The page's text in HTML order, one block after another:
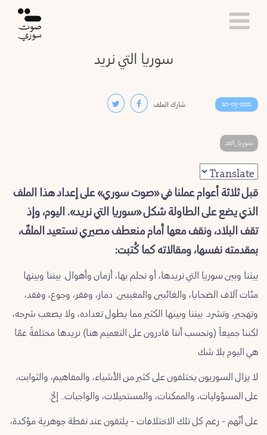
عقل
بارد
محررة
القراء
فرص
وموارد
ميديا
المستشارة
النشرة
البريدية
الرقة
الحسكة
دير
الزور
اللاذقية
طرطوس
إدلب
حماة
حمص
سوريا التي نريد
20-03-2021 شارك الملف
سوريا_الغد
قبل ثلاثة أعوام عملنا في «صوت سوري» على إعداد هذا الملف
الذي يضع على الطاولة شكل «سوريا التي نريد». اليوم، وإذ
تقف البلاد، ونقف معها أمام منعطف مصيري نستعيد الملفّ،
بمقدمته نفسها، ومقالاته كما كُتبت:
بيننا وبين سوريا التي نريدها، أو نحلم بها، أزمان وأهوال. بيننا وبينها
مئات آلاف الضحايا، والغائبين والمغيبين. دمار، وفقر، وجوع، وفقد،
وتهجير، وتشرد. بيننا وبينها الكثير مما يطول تعداده، ولا يصعب شرحه،
لكننا جميعاً (ونحسب أننا قادرون على التعميم هنا) نريدها مختلفةً عمّا
هي اليوم بلا شك
لا يزال السوريون يختلفون على كثير من الأشياء، والمفاهيم، والثوابت،
على المسؤوليات، والممكنات، والمستحيلات، والواجبات.. إلخ.
على أنّهم - رغم كل تلك الاختلافات - يلتقون عند نقطة جوهرية مؤكدة،